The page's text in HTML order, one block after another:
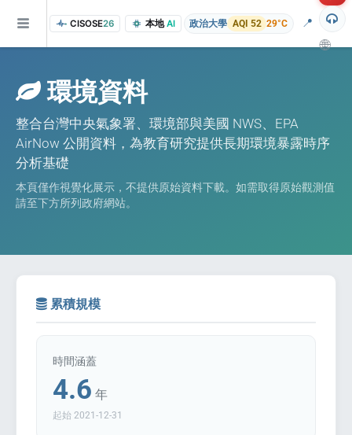
CISOSE26 本地AI 政治大學 AQI 52 29°C 📍
🌐
環境資料
整合台灣中央氣象署、環境部與美國 NWS、EPA
AirNow 公開資料，為教育研究提供長期環境暴露時序
分析基礎
本頁僅作視覺化展示，不提供原始資料下載。如需取得原始觀測值
請至下方所列政府網站。
累積規模
時間涵蓋
4.6 年
起始 2021-12-31